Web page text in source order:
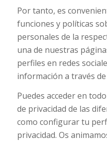
Por tanto, es
funciones y políticas
personales de la
una de nuestras
perfiles en redes
información a través de
Puedes acceder en
de privacidad de las
como configurar tu
privacidad. Os